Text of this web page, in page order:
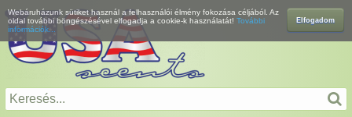
Elfogadom
Webáruházunk sütiket használ a felhasználói élmény fokozása céljából. Az
oldal további böngészésével elfogadja a cookie-k használatát! További
információk...